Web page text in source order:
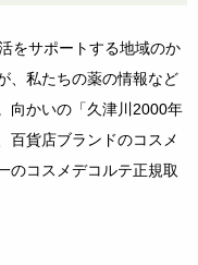
をサポートする地域のか
、私たちの薬の情報など
向かいの「久津川2000年
百貨店ブランドのコスメ
のコスメデコルテ正規取